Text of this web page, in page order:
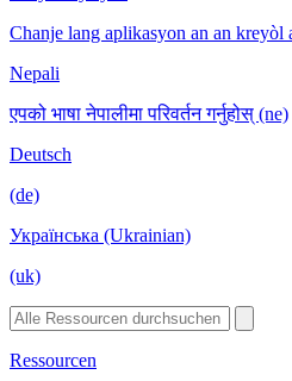
Chanje lang aplikasyon an an kreyòl
Nepali
एपको भाषा नेपालीमा परिवर्तन गर्नुहोस् (ne)
Deutsch
(de)
Українська (Ukrainian)
(uk)
Ressourcen